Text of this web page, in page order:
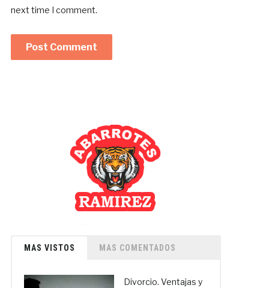
next time I comment.
MAS VISTOS MAS COMENTADOS
Divorcio. Ventajas y